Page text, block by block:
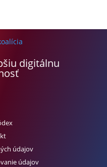
digitálnu
údajov
údajov